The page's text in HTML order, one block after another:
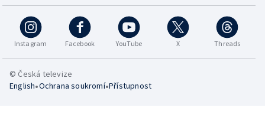
Instagram Facebook YouTube X Threads
© Česká televize
English•Ochrana soukromí•Přístupnost